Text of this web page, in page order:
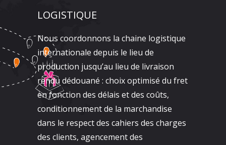
LOGISTIQUE
Nous coordonnons la chaine logistique
internationale depuis le lieu de
production jusqu’au lieu de livraison
rendu dédouané : choix optimisé du fret
en fonction des délais et des coûts,
conditionnement de la marchandise
dans le respect des cahiers des charges
des clients, agencement des